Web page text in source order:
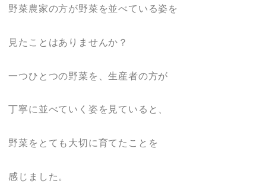
野菜農家の方が野菜を並べている姿を
見たことはありませんか？
一つひとつの野菜を、生産者の方が
丁寧に並べていく姿を見ていると、
野菜をとても大切に育てたことを
感じました。